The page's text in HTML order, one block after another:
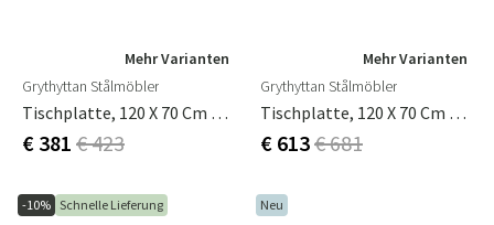
Mehr Varianten
Grythyttan Stålmöbler
Tischplatte, 120 X 70 Cm Eiche Unbehandelt
€ 381 € 423
Mehr Varianten
Grythyttan Stålmöbler
Tischplatte, 120 X 70 Cm Teakholz Unbehandelt
€ 613€ 681
-10% Schnelle Lieferung Neu